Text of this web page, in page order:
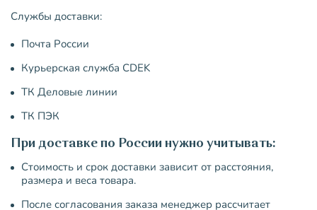
Службы доставки:
Почта России
Курьерская служба CDEK
ТК Деловые линии
ТК ПЭК
При доставке по России нужно учитывать:
Стоимость и срок доставки зависит от расстояния,
размера и веса товара.
После согласования заказа менеджер рассчитает